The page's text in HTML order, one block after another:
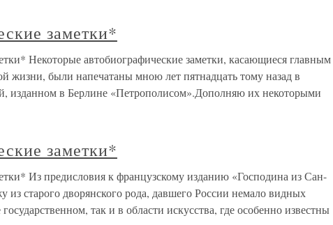
заметки*
Некоторые автобиографические заметки, касающиеся главным
жизни, были напечатаны мною лет пятнадцать тому назад в
изданном в Берлине «Петрополисом».Дополняю их некоторыми
заметки*
Из предисловия к французскому изданию «Господина из Сан-
старого дворянского рода, давшего России немало видных
так и в области искусства, где особенно известны